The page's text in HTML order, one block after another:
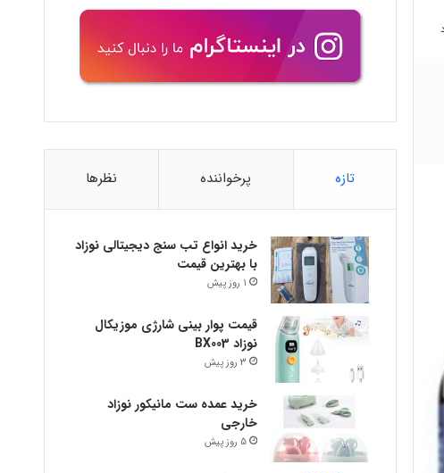
تازه پرخواننده نظرها
خرید انواع تب سنج دیجیتالی نوزاد
با بهترین قیمت
1 روز پیش
قیمت پوار بینی شارژی موزیکال
نوزاد BX003
3 روز پیش
خرید عمده ست مانیکور نوزاد
خارجی
5 روز پیش